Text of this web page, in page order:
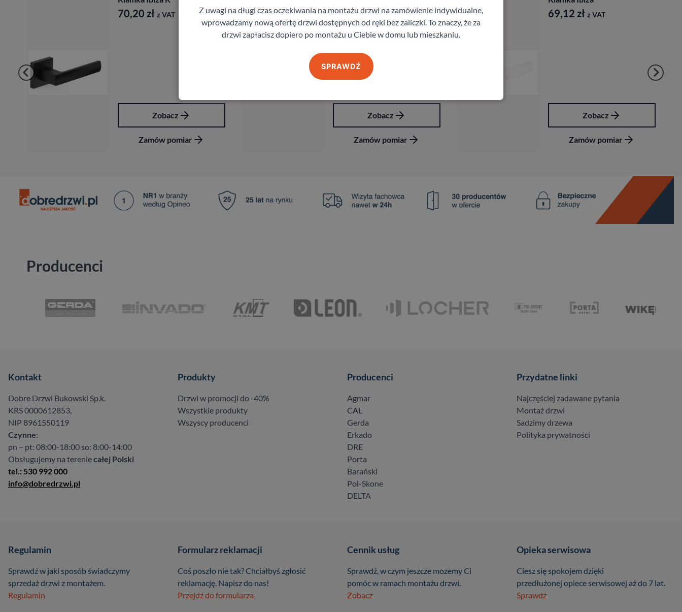
z VAT
Zamów pomiar
81,00zł z VAT
Zamów pomiar
z VAT
Zamów pomiar
Producenci
Kontakt
Dobre Drzwi Bukowski Sp.k.
KRS 0000612853,
NIP 8961550119
Czynne:
pn – pt: 08:00-18:00 so: 8:00-14:00
Obsługujemy na tereniecałej Polski
tel.: 530 992 000
info@dobredrzwi.pl
Produkty
Drzwi w promocji do -40%
Wszystkie produkty
Wszyscy producenci
Producenci
Agmar
CAL
Gerda
Erkado
DRE
Porta
Barański
Pol-Skone
DELTA
Przydatne linki
Najczęściej zadawane pytania
Montaż drzwi
Sadzimy drzewa
Polityka prywatności
Regulamin
Sprawdź w jaki sposób świadczymy
sprzedaż drzwi z montażem.
Regulamin
Formularz reklamacji
Coś poszło nie tak? Chciałbyś zgłosić
reklamację. Napisz do nas!
Przejdź do formularza
Cennik usług
Sprawdź, w czym jeszcze mozemy Ci
pomóc w ramach montażu drzwi.
Zobacz
Opieka serwisowa
Ciesz się spokojem dzięki
przedłużonej opiece serwisowej aż do 7 lat.
Sprawdź
Z uwagi na długi czas oczekiwania na montażu drzwi na zamówienie indywidualne,
wprowadzamy nową ofertę drzwi dostępnych od ręki bez zaliczki. To znaczy, że za
drzwi zapłacisz dopiero po montażu u Ciebie w domu lub mieszkaniu.
SPRAWDŹ